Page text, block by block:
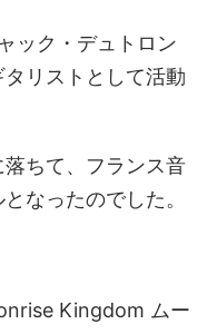
ック・デュトロン
リストとして活動
ちて、フランス音
なったのでした。
Kingdom ムー